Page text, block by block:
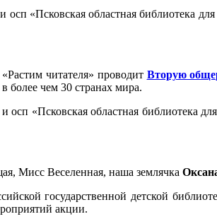
«Псковская областная библиотека
читателя» проводит Вторую
более чем 30 странах мира.
«Псковская областная библиотека
Мисс Веселенная, наша землячка
государственной детской
акции.